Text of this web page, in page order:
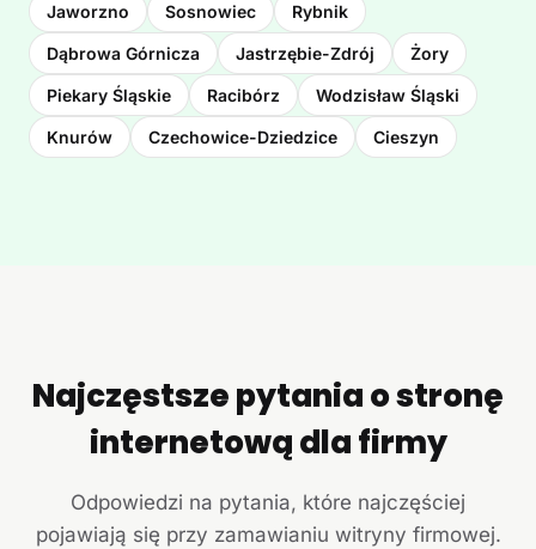
Jaworzno Sosnowiec Rybnik
Dąbrowa Górnicza Jastrzębie-Zdrój Żory
Piekary Śląskie Racibórz Wodzisław Śląski
Knurów Czechowice-Dziedzice Cieszyn
Najczęstsze pytania o stronę
internetową dla firmy
Odpowiedzi na pytania, które najczęściej
pojawiają się przy zamawianiu witryny firmowej.